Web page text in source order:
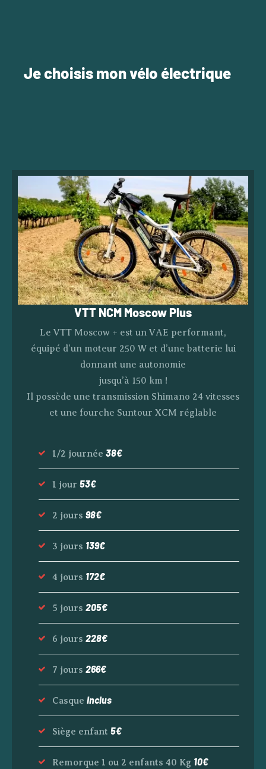
Je choisis mon vélo électrique
VTT NCM Moscow Plus
Le VTT Moscow + est un VAE performant,
équipé d’un moteur 250 W et d’une batterie lui
donnant une autonomie
jusqu’à 150 km !
Il possède une transmission Shimano 24 vitesses
et une fourche Suntour XCM réglable
1/2 journée 38€
1 jour 53€
2 jours 98€
3 jours 139€
4 jours 172€
5 jours 205€
6 jours 228€
7 jours 266€
Casque Inclus
Siège enfant 5€
Remorque 1 ou 2 enfants 40 Kg 10€